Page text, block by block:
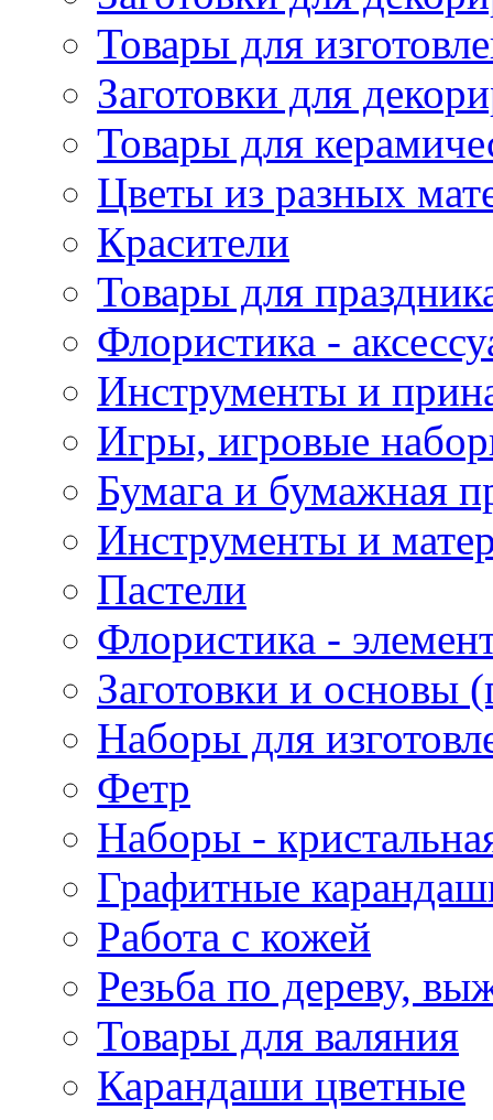
Товары для
Заготовки для
Товары для
Цветы из разных
Красители
Товары для
Флористика -
Инструменты и
Игры, игровые
Бумага и бумажная
Инструменты и
Пастели
Флористика -
Заготовки и основы
Наборы для
Фетр
Наборы -
Графитные
Работа с кожей
Резьба по дереву,
Товары для валяния
Карандаши цветные